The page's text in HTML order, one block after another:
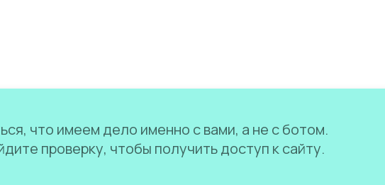
что имеем дело именно с вами, а не с ботом.
проверку, чтобы получить доступ к сайту.